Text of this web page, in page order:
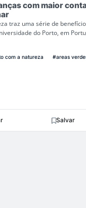
com maior
traz uma série de
do Porto, em
com a natureza #areas
Salvar